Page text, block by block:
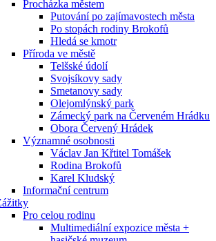
Procházka městem
Putování po zajímavostech města
Po stopách rodiny Brokofů
Hledá se kmotr
Příroda ve městě
Telšské údolí
Svojsíkovy sady
Smetanovy sady
Olejomlýnský park
Zámecký park na Červeném Hrádku
Obora Červený Hrádek
Významné osobnosti
Václav Jan Křtitel Tomášek
Rodina Brokofů
Karel Kludský
Informační centrum
Pro celou rodinu
Multimediální expozice města +